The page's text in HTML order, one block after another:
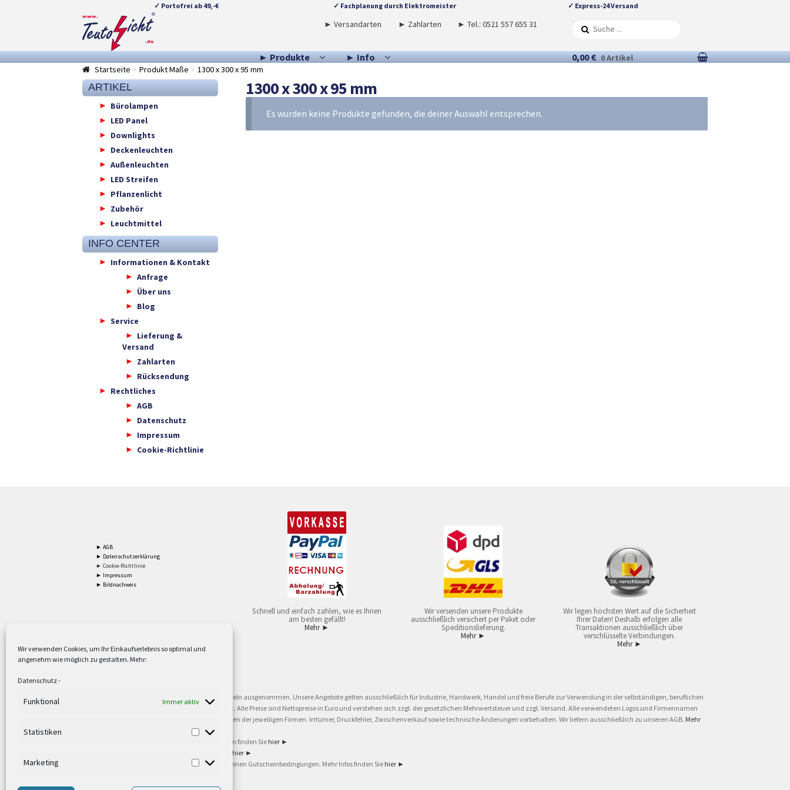
Wir verwenden Cookies, um Ihr Einkaufserlebnis so optimal und
angenehm wie möglich zu gestalten. Mehr:
Datenschutz-
Funktional Immer aktiv
Statistiken
Marketing
✓ Portofrei ab 49,-€ ✓ Fachplanung durch Elektromeister ✓ Express-24 Versand
Zur
Navigation
springen
Springe
zum
► Versandarten ► Zahlarten ► Tel.: 0521 557 655 31
► Produkte ► Info 0,00 € 0 Artikel
Startseite
Produkt Maße 1300 x 300 x 95 mm
1300 x 300 x 95 mm
Es wurden keine Produkte gefunden, die deiner Auswahl entsprechen.
ARTIKEL
Bürolampen
LED Panel
Downlights
Deckenleuchten
Außenleuchten
LED Streifen
Pflanzenlicht
Zubehör
Leuchtmittel
INFO CENTER
Informationen & Kontakt
Anfrage
Über uns
Blog
Service
Lieferung &
Versand
Zahlarten
Rücksendung
Rechtliches
AGB
Datenschutz
Impressum
Cookie-Richtlinie
► AGB
► Datenschutzerklärung
► Cookie-Richtlinie
► Impressum
► Bildnachweis
Schnell und einfach zahlen, wie es Ihnen
am besten gefällt!
Mehr ►
Wir versenden unsere Produkte
ausschließlich versichert per Paket oder
Speditionslieferung.
Mehr ►
Wir legen höchsten Wert auf die Sicherheit
Ihrer Daten! Deshalb erfolgen alle
Transaktionen ausschließlich über
verschlüsselte Verbindungen.
Mehr ►
Versandkostenfrei ab 59,90 € Nettowarenwert. Inseln ausgenommen. Unsere Angebote gelten ausschließlich für Industrie, Handwerk, Handel und freie Berufe zur Verwendung in der selbständigen, beruflichen
oder gewerblichen Tätigkeit. Kein Verkauf an privat. Alle Preise sind Nettopreise in Euro und verstehen sich zzgl. der gesetzlichen Mehrwertsteuer und zzgl. Versand. Alle verwendeten Logos und Firmennamen
sind Warenzeichen oder eingetragene Warenzeichen der jeweiligen Firmen. Irrtümer, Druckfehler, Zwischenverkauf sowie technische Änderungen vorbehalten. Wir liefern ausschließlich zu unseren AGB. Mehr
Weitere Informationen und Zahlungsbedingungen finden Sie hier ►
hier ►
Ab 79,- Nettowarenwert. Es gelten unsere allgemeinen Gutscheinbedingungen. Mehr Infos finden Sie hier ►
©2002-2021 TEUTO LICHT GmbH